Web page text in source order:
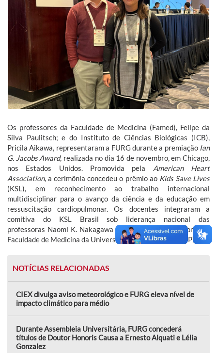
Os professores da Faculdade de Medicina (Famed), Felipe da
Silva Paulitsch; e do Instituto de Ciências Biológicas (ICB),
Pricila Aikawa, representaram a FURG durante a premiação Ian
G. Jacobs Award, realizada no dia 16 de novembro, em Chicago,
nos Estados Unidos. Promovida pela American Heart
Association, a cerimônia concedeu o prêmio ao Kids Save Lives
(KSL), em reconhecimento ao trabalho internacional
multidisciplinar para o avanço da ciência e da educação em
ressuscitação cardiopulmonar. Os docentes integraram a
comitiva do KSL Brasil sob liderança nacional das
professoras Naomi K. Nakagawa e Maria José C. Carmona, da
Faculdade de Medicina da Universidade de São Paulo (USP).
NOTÍCIAS RELACIONADAS
CIEX divulga aviso meteorológico e FURG eleva nível de
impacto climático para médio
Durante Assembleia Universitária, FURG concederá
títulos de Doutor Honoris Causa a Ernesto Alquati e Lélia
Gonzalez